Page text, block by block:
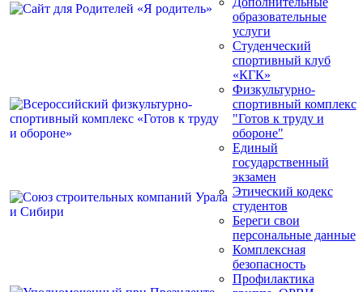
образовательные
услуги
Студенческий
спортивный клуб
«КГК»
Физкультурно-
спортивный комплекс
"Готов к труду и
обороне"
Единый
государственный
экзамен
Этический кодекс
студентов
Береги свои
персональные данные
Комплексная
безопасность
Профилактика